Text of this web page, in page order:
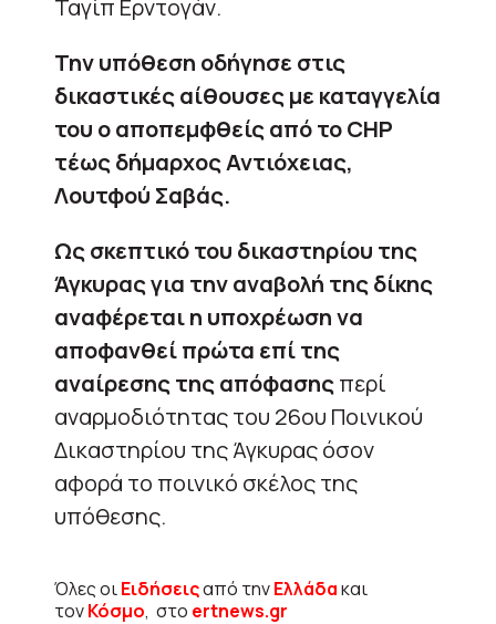
Ταγίπ Ερντογάν.
Την υπόθεση οδήγησε στις
δικαστικές αίθουσες με καταγγελία
του ο αποπεμφθείς από το CHP
τέως δήμαρχος Αντιόχειας,
Λουτφού Σαβάς.
Ως σκεπτικό του δικαστηρίου της
Άγκυρας για την αναβολή της δίκης
αναφέρεται η υποχρέωση να
αποφανθεί πρώτα επί της
αναίρεσης της απόφασηςπερί
αναρμοδιότητας του 26ου Ποινικού
Δικαστηρίου της Άγκυρας όσον
αφορά το ποινικό σκέλος της
υπόθεσης.
Όλες οιΕιδήσειςαπό τηνΕλλάδακαι
τονΚόσμο, στο ertnews.gr